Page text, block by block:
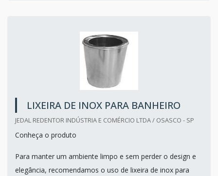
LIXEIRA DE INOX PARA BANHEIRO
JEDAL REDENTOR INDÚSTRIA E COMÉRCIO LTDA / OSASCO - SP
Conheça o produto
Para manter um ambiente limpo e sem perder o design e
elegância, recomendamos o uso de lixeira de inox para